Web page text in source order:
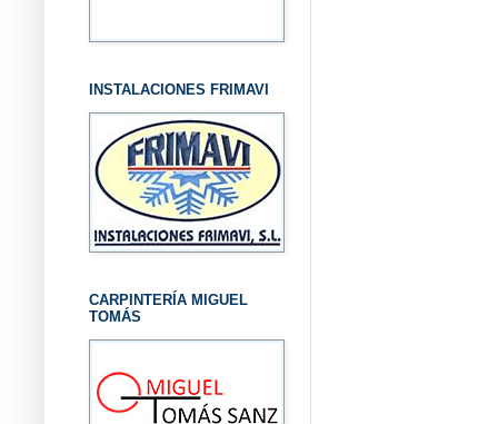
INSTALACIONES FRIMAVI
CARPINTERÍA MIGUEL
TOMÁS